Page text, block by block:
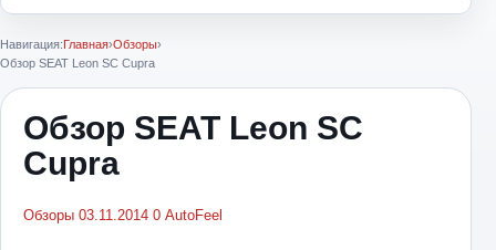
Навигация:Главная›Обзоры›
Обзор SEAT Leon SC Cupra
Обзор SEAT Leon SC
Cupra
Обзоры 03.11.2014 0 AutoFeel